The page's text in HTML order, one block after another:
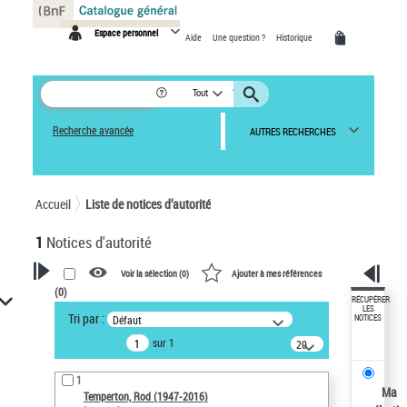
Espace personnel Aide Une question ? Historique
Tout
Recherche avancée AUTRES RECHERCHES
Accueil Liste de notices d’autorité
1 Notices d'autorité
VOTRE RECHERCHE
Recherche avancée dans les
notices d’autorité
Œuvres liées à l'auteur :
Temperton, Rod (1947-2016)
Voir la sélection (0) Ajouter à mes références
(0)
Tri par : Défaut
sur 1
20
résultats/page
1
Temperton, Rod (1947-2016)
RÉCUPÉRER
LES
NOTICES
Ma
Panneau de gestion des cookies